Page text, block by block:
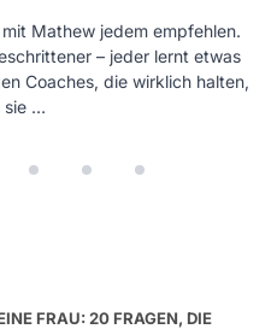
Mathew jedem empfehlen.
– jeder lernt etwas
Coaches, die wirklich halten,
sie …
FRAU: 20 FRAGEN, DIE